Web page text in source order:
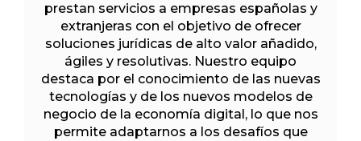
prestan servicios a empresas españolas y
extranjeras con el objetivo de ofrecer
soluciones jurídicas de alto valor añadido,
ágiles y resolutivas. Nuestro equipo
destaca por el conocimiento de las nuevas
tecnologías y de los nuevos modelos de
negocio de la economía digital, lo que nos
permite adaptarnos a los desafíos que